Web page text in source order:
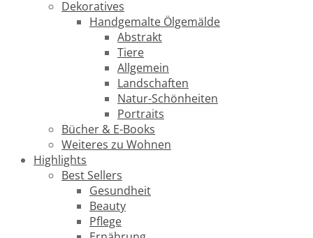
Dekoratives
Handgemalte Ölgemälde
Abstrakt
Tiere
Allgemein
Landschaften
Natur-Schönheiten
Portraits
Bücher & E-Books
Weiteres zu Wohnen
Highlights
Best Sellers
Gesundheit
Beauty
Pflege